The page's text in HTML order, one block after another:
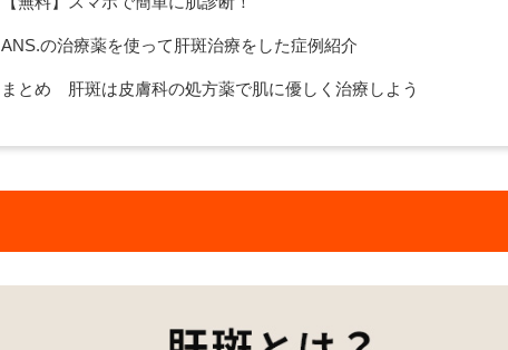
ANS.の治療薬を使って肝斑治療をした症例紹介
まとめ 肝斑は皮膚科の処方薬で肌に優しく治療しよう